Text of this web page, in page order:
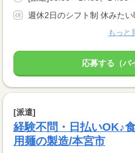
もっと
応募する（バ
[派遣]
経験不問・日払いOK♪
用麺の製造/本宮市